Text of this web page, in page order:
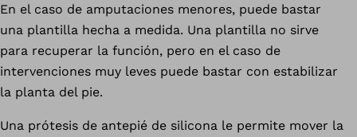
En el caso de amputaciones menores, puede bastar
una plantilla hecha a medida. Una plantilla no sirve
para recuperar la función, pero en el caso de
intervenciones muy leves puede bastar con estabilizar
la planta del pie.
Una prótesis de antepié de silicona le permite mover la